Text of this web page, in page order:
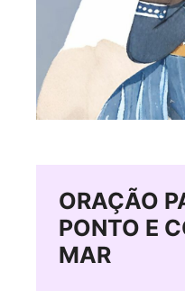
ORAÇÃO
PONTO E
MAR